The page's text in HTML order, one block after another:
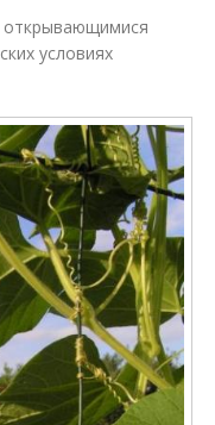
открывающимися
условиях